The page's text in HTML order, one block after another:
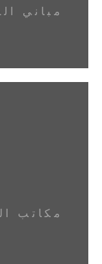
مباني
مكاتب